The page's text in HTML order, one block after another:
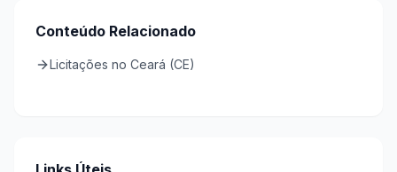
Conteúdo Relacionado
Licitações no Ceará (CE)